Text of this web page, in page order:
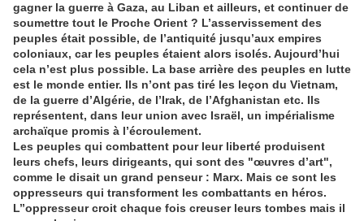
gagner la guerre à Gaza, au Liban et ailleurs, et continuer de
soumettre tout le Proche Orient ? L’asservissement des
peuples était possible, de l’antiquité jusqu’aux empires
coloniaux, car les peuples étaient alors isolés. Aujourd’hui
cela n’est plus possible. La base arrière des peuples en lutte
est le monde entier. Ils n’ont pas tiré les leçon du Vietnam,
de la guerre d’Algérie, de l’Irak, de l’Afghanistan etc. Ils
représentent, dans leur union avec Israël, un impérialisme
archaïque promis à l’écroulement.
Les peuples qui combattent pour leur liberté produisent
leurs chefs, leurs dirigeants, qui sont des "œuvres d’art",
comme le disait un grand penseur : Marx. Mais ce sont les
oppresseurs qui transforment les combattants en héros.
L’’oppresseur croit chaque fois creuser leurs tombes mais il